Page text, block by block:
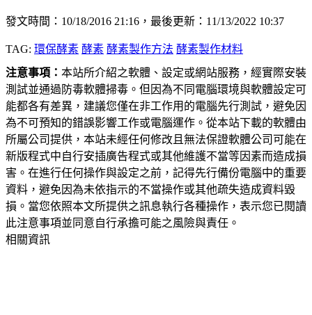
發文時間：10/18/2016 21:16，最後更新：11/13/2022 10:37
TAG: 環保酵素 酵素 酵素製作方法 酵素製作材料
注意事項： 本站所介紹之軟體、設定或網站服務，經實際安裝
測試並通過防毒軟體掃毒。但因為不同電腦環境與軟體設定可
能都各有差異，建議您僅在非工作用的電腦先行測試，避免因
為不可預知的錯誤影響工作或電腦運作。從本站下載的軟體由
所屬公司提供，本站未經任何修改且無法保證軟體公司可能在
新版程式中自行安插廣告程式或其他維護不當等因素而造成損
害。在進行任何操作與設定之前，記得先行備份電腦中的重要
資料，避免因為未依指示的不當操作或其他疏失造成資料毀
損。當您依照本文所提供之訊息執行各種操作，表示您已閱讀
此注意事項並同意自行承擔可能之風險與責任。
相關資訊